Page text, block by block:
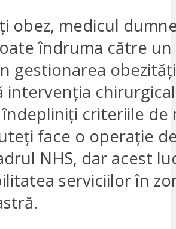
obez, medicul
îndruma către un
gestionarea
intervenția
criteriile de
face o operație
NHS, dar acest
serviciilor în